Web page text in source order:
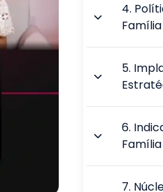
4.
5.
6.
Família
7.